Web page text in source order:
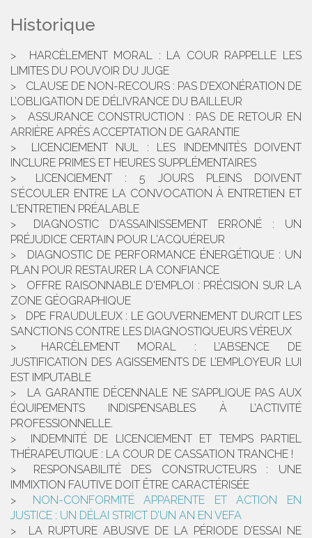
Historique
HARCÈLEMENT MORAL : LA COUR RAPPELLE LES
LIMITES DU POUVOIR DU JUGE
CLAUSE DE NON-RECOURS : PAS D’EXONÉRATION DE
L’OBLIGATION DE DÉLIVRANCE DU BAILLEUR
ASSURANCE CONSTRUCTION : PAS DE RETOUR EN
ARRIÈRE APRÈS ACCEPTATION DE GARANTIE
LICENCIEMENT NUL : LES INDEMNITÉS DOIVENT
INCLURE PRIMES ET HEURES SUPPLÉMENTAIRES
LICENCIEMENT : 5 JOURS PLEINS DOIVENT
S'ÉCOULER ENTRE LA CONVOCATION À ENTRETIEN ET
L'ENTRETIEN PRÉALABLE
DIAGNOSTIC D'ASSAINISSEMENT ERRONÉ : UN
PRÉJUDICE CERTAIN POUR L'ACQUÉREUR
DIAGNOSTIC DE PERFORMANCE ÉNERGÉTIQUE : UN
PLAN POUR RESTAURER LA CONFIANCE
OFFRE RAISONNABLE D'EMPLOI : PRÉCISION SUR LA
ZONE GÉOGRAPHIQUE
DPE FRAUDULEUX : LE GOUVERNEMENT DURCIT LES
SANCTIONS CONTRE LES DIAGNOSTIQUEURS VÉREUX
HARCÈLEMENT MORAL : L’ABSENCE DE
JUSTIFICATION DES AGISSEMENTS DE L’EMPLOYEUR LUI
EST IMPUTABLE
LA GARANTIE DÉCENNALE NE S’APPLIQUE PAS AUX
ÉQUIPEMENTS INDISPENSABLES À L’ACTIVITÉ
PROFESSIONNELLE.
INDEMNITÉ DE LICENCIEMENT ET TEMPS PARTIEL
THÉRAPEUTIQUE : LA COUR DE CASSATION TRANCHE !
RESPONSABILITÉ DES CONSTRUCTEURS : UNE
IMMIXTION FAUTIVE DOIT ÊTRE CARACTÉRISÉE
NON-CONFORMITÉ APPARENTE ET ACTION EN
JUSTICE : UN DÉLAI STRICT D’UN AN EN VEFA
LA RUPTURE ABUSIVE DE LA PÉRIODE D’ESSAI NE